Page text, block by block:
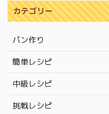
カテゴリー
パン作り
簡単レシピ
中級レシピ
挑戦レシピ